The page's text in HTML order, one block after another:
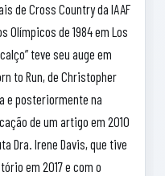
de Cross Country da IAAF
Olímpicos de 1984 em Los
teve seu auge em
to Run, de Christopher
e posteriormente na
de um artigo em 2010
Dra. Irene Davis, que tive
em 2017 e com o